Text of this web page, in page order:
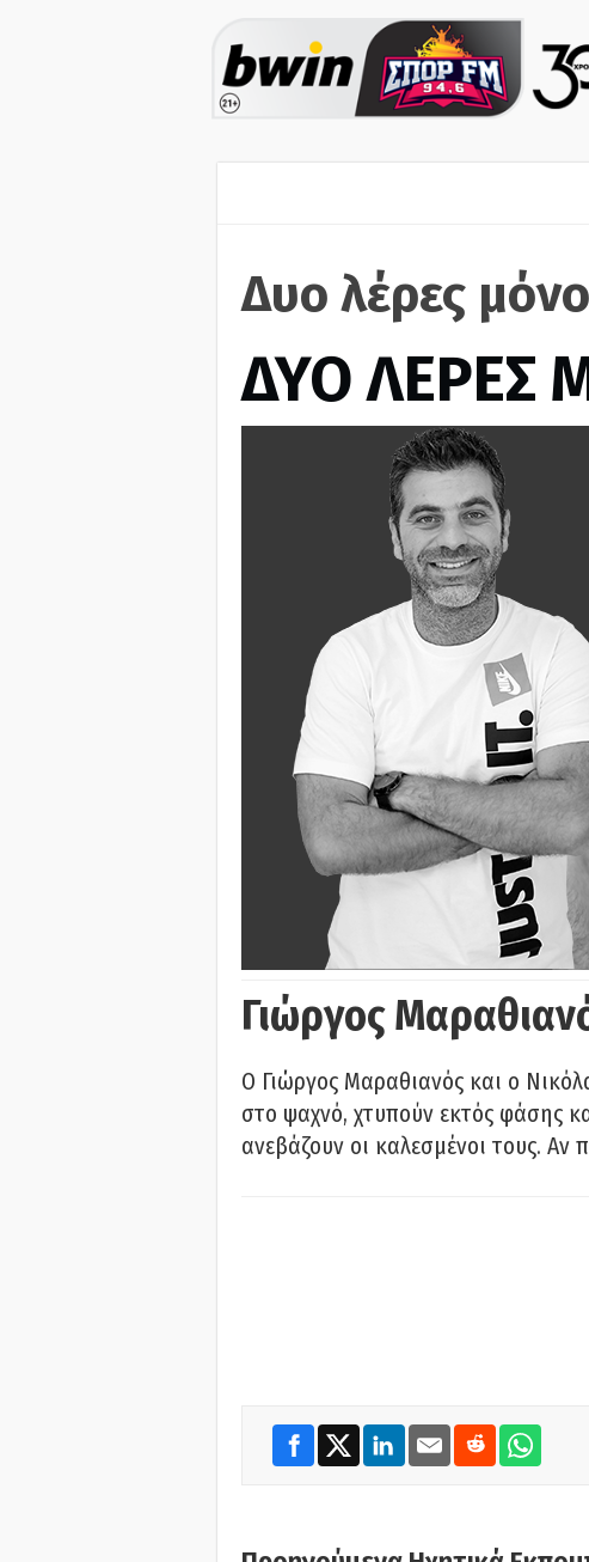
Δυο λέρες
ΔΥΟ ΛΕΡΕΣ
Γιώργος
Ο Γιώργος Μαραθιανός και ο
στο ψαχνό, χτυπούν εκτός φάσης
ανεβάζουν οι καλεσμένοι τους.